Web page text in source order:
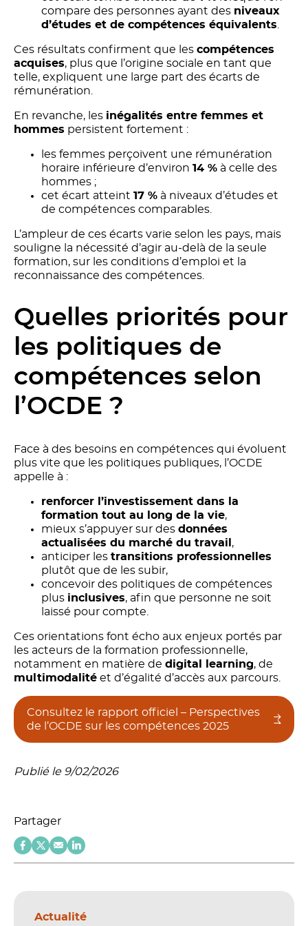
compare des personnes ayant des niveaux
d’études et de compétences équivalents
Ces résultats confirment que les compétences
acquises, plus que l’origine sociale en tant que
telle, expliquent une large part des écarts de
rémunération.
En revanche, les inégalités entre femmes et
hommes persistent fortement :
les femmes perçoivent une rémunération
horaire inférieure d’environ 14 % à celle des
hommes ;
cet écart atteint 17 % à niveaux d’études et
de compétences comparables.
L’ampleur de ces écarts varie selon les pays, mais
souligne la nécessité d’agir au-delà de la seule
formation, sur les conditions d’emploi et la
reconnaissance des compétences.
Quelles priorités pour
les politiques de
compétences selon
l’OCDE ?
Face à des besoins en compétences qui évoluent
plus vite que les politiques publiques, l’OCDE
appelle à :
renforcer l’investissement dans la
formation tout au long de la vie,
mieux s’appuyer sur des données
actualisées du marché du travail ,
anticiper les transitions professionnelles
plutôt que de les subir,
concevoir des politiques de compétences
plus inclusives, afin que personne ne soit
laissé pour compte.
Ces orientations font écho aux enjeux portés par
les acteurs de la formation professionnelle,
notamment en matière de digital learning, de
multimodalité et d’égalité d’accès aux parcours.
Consultez le rapport officiel – Perspectives
de l’OCDE sur les compétences 2025
Publié le 9/02/2026
Partager
Actualité